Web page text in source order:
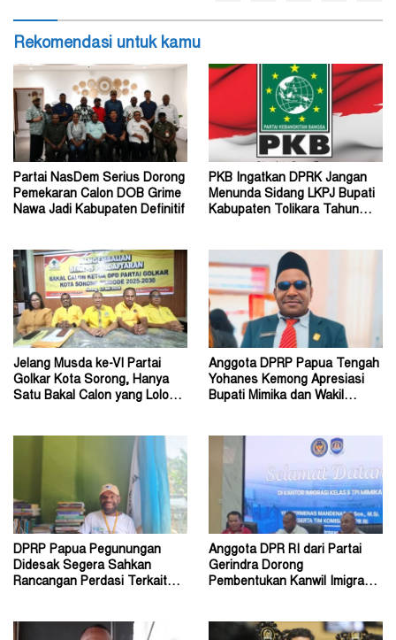
Rekomendasi untuk kamu
Partai NasDem Serius Dorong
Pemekaran Calon DOB Grime
Nawa Jadi Kabupaten Definitif
PKB Ingatkan DPRK Jangan
Menunda Sidang LKPJ Bupati
Kabupaten Tolikara Tahun
Jelang Musda ke-VI Partai
Golkar Kota Sorong, Hanya
Satu Bakal Calon yang Lolos
Anggota DPRP Papua Tengah
Yohanes Kemong Apresiasi
Bupati Mimika dan Wakil
DPRP Papua Pegunungan
Didesak Segera Sahkan
Rancangan Perdasi Terkait
Anggota DPR RI dari Partai
Gerindra Dorong
Pembentukan Kanwil Imigrasi